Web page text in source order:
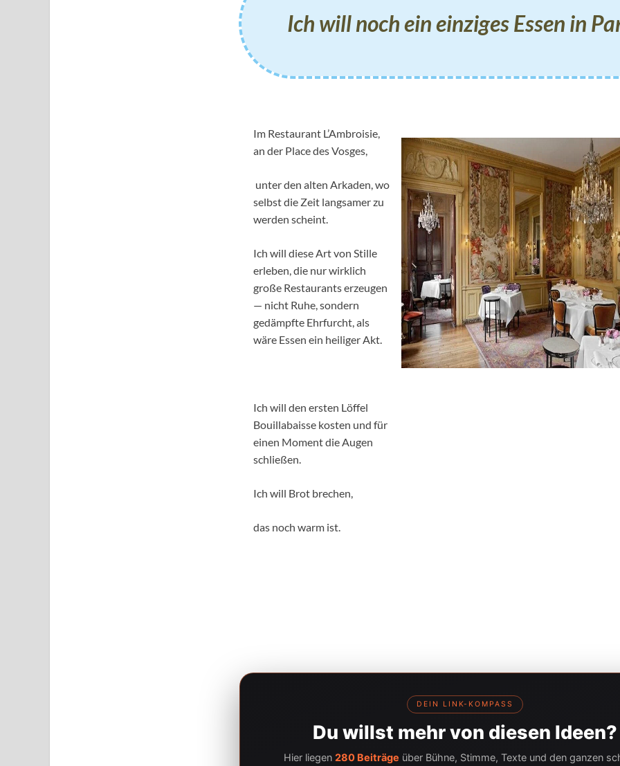
Ich will noch ein einziges Essen in
Im Restaurant L’Ambroisie,
an der Place des Vosges,
unter den alten Arkaden, wo
selbst die Zeit langsamer zu
werden scheint.
Ich will diese Art von Stille
erleben, die nur wirklich
große Restaurants erzeugen
— nicht Ruhe, sondern
gedämpfte Ehrfurcht, als
wäre Essen ein heiliger Akt.
Ich will den ersten Löffel
Bouillabaisse kosten und für
einen Moment die Augen
schließen.
Ich will Brot brechen,
das noch warm ist.
DEIN LINK-KOMPASS
Du willst mehr von diesen Ideen?
Hier liegen 280 Beiträge über Bühne, Stimme, Texte und den ganzen